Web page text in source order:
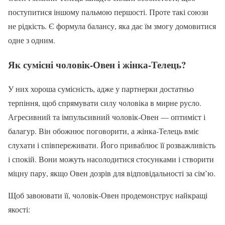
поступитися іншому пальмою першості. Проте такі союзи
не рідкість. Є формула балансу, яка дає їм змогу домовитися
одне з одним.
Як сумісні чоловік-Овен і жінка-Телець?
У них хороша сумісність, адже у партнерки достатньо
терпіння, щоб спрямувати силу чоловіка в мирне русло.
Агресивний та імпульсивний чоловік-Овен — оптиміст і
балагур. Він обожнює поговорити, а жінка-Телець вміє
слухати і співпереживати. Його приваблює її розважливість
і спокій. Вони можуть насолодитися стосунками і створити
міцну пару, якщо Овен дозрів для відповідальності за сім’ю.
Щоб завоювати її, чоловік-Овен продемонструє найкращі
якості: